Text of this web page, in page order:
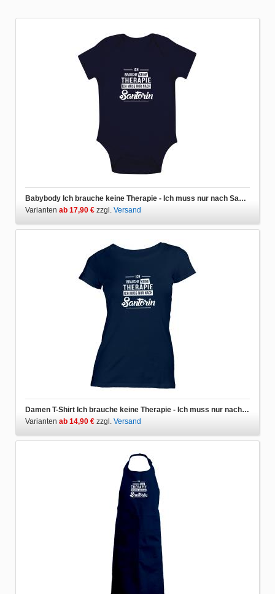
Babybody Ich brauche keine Therapie - Ich muss nur nach Santorin
Varianten ab 17,90 € zzgl. Versand
Damen T-Shirt Ich brauche keine Therapie - Ich muss nur nach Santorin
Varianten ab 14,90 € zzgl. Versand